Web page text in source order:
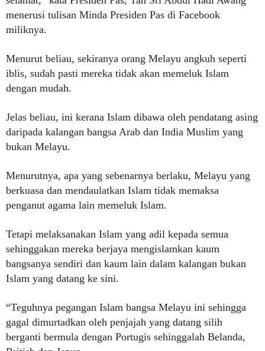
menerusi tulisan Minda Presiden Pas di Facebook
miliknya.
Menurut beliau, sekiranya orang Melayu angkuh seperti
iblis, sudah pasti mereka tidak akan memeluk Islam
dengan mudah.
Jelas beliau, ini kerana Islam dibawa oleh pendatang asing
daripada kalangan bangsa Arab dan India Muslim yang
bukan Melayu.
Menurutnya, apa yang sebenarnya berlaku, Melayu yang
berkuasa dan mendaulatkan Islam tidak memaksa
penganut agama lain memeluk Islam.
Tetapi melaksanakan Islam yang adil kepada semua
sehinggakan mereka berjaya mengislamkan kaum
bangsanya sendiri dan kaum lain dalam kalangan bukan
Islam yang datang ke sini.
“Teguhnya pegangan Islam bangsa Melayu ini sehingga
gagal dimurtadkan oleh penjajah yang datang silih
berganti bermula dengan Portugis sehinggalah Belanda,